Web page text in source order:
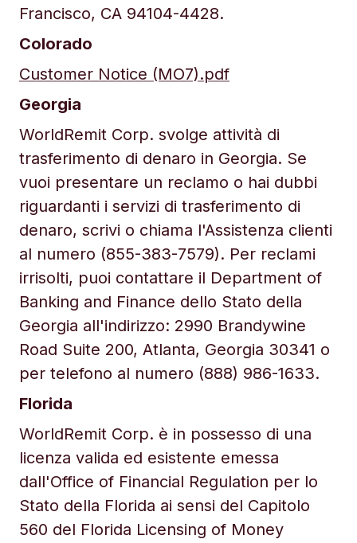
Francisco, CA 94104-4428.
Colorado
Customer Notice (MO7).pdf
Georgia
WorldRemit Corp. svolge attività di
trasferimento di denaro in Georgia. Se
vuoi presentare un reclamo o hai dubbi
riguardanti i servizi di trasferimento di
denaro, scrivi o chiama l'Assistenza clienti
al numero (855-383-7579). Per reclami
irrisolti, puoi contattare il Department of
Banking and Finance dello Stato della
Georgia all'indirizzo: 2990 Brandywine
Road Suite 200, Atlanta, Georgia 30341 o
per telefono al numero (888) 986-1633.
Florida
WorldRemit Corp. è in possesso di una
licenza valida ed esistente emessa
dall'Office of Financial Regulation per lo
Stato della Florida ai sensi del Capitolo
560 del Florida Licensing of Money